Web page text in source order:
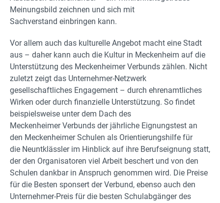
Meinungsbild zeichnen und sich mit
Sachverstand einbringen kann.
Vor allem auch das kulturelle Angebot macht eine Stadt
aus – daher kann auch die Kultur in Meckenheim auf die
Unterstützung des Meckenheimer Verbunds zählen. Nicht
zuletzt zeigt das Unternehmer-Netzwerk
gesellschaftliches Engagement – durch ehrenamtliches
Wirken oder durch finanzielle Unterstützung. So findet
beispielsweise unter dem Dach des
Meckenheimer Verbunds der jährliche Eignungstest an
den Meckenheimer Schulen als Orientierungshilfe für
die Neuntklässler im Hinblick auf ihre Berufseignung statt,
der den Organisatoren viel Arbeit beschert und von den
Schulen dankbar in Anspruch genommen wird. Die Preise
für die Besten sponsert der Verbund, ebenso auch den
Unternehmer-Preis für die besten Schulabgänger des